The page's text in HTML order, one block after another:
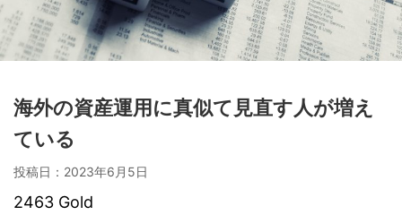
海外の資産運用に真似て見直す人が増え
ている
投稿日： 2023年6月5日
2463 Gold